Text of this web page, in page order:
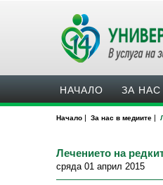
НАЧАЛО ЗА НАС
Начало | За нас в медиите |
Лечението на
сряда 01 април 2015